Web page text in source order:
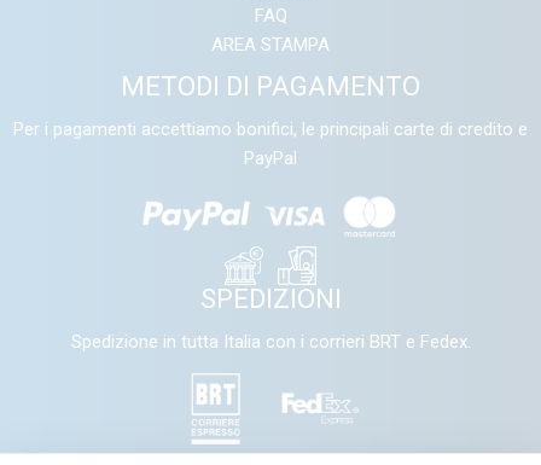
FAQ
AREA STAMPA
METODI DI PAGAMENTO
Per i pagamenti accettiamo bonifici, le principali carte di credito e
PayPal
SPEDIZIONI
Spedizione in tutta Italia con i corrieri BRT e Fedex.